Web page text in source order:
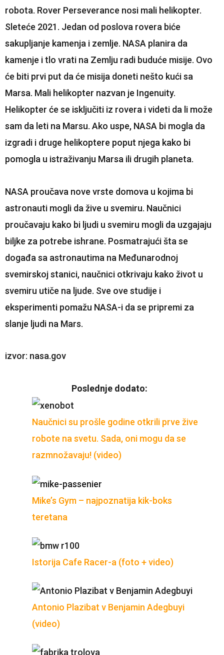
robota. Rover Perseverance nosi mali helikopter.
Sleteće 2021. Jedan od poslova rovera biće
sakupljanje kamenja i zemlje. NASA planira da
kamenje i tlo vrati na Zemlju radi buduće misije. Ovo
će biti prvi put da će misija doneti nešto kući sa
Marsa. Mali helikopter nazvan je Ingenuity.
Helikopter će se isključiti iz rovera i videti da li može
sam da leti na Marsu. Ako uspe, NASA bi mogla da
izgradi i druge helikoptere poput njega kako bi
pomogla u istraživanju Marsa ili drugih planeta.
NASA proučava nove vrste domova u kojima bi
astronauti mogli da žive u svemiru. Naučnici
proučavaju kako bi ljudi u svemiru mogli da uzgajaju
biljke za potrebe ishrane. Posmatrajući šta se
događa sa astronautima na Međunarodnoj
svemirskoj stanici, naučnici otkrivaju kako život u
svemiru utiče na ljude. Sve ove studije i
eksperimenti pomažu NASA-i da se pripremi za
slanje ljudi na Mars.
izvor: nasa.gov
Poslednje dodato:
Naučnici su prošle godine otkrili prve žive
robote na svetu. Sada, oni mogu da se
razmnožavaju! (video)
Mike’s Gym – najpoznatija kik-boks
teretana
Istorija Cafe Racer-a (foto + video)
Antonio Plazibat v Benjamin Adegbuyi
(video)